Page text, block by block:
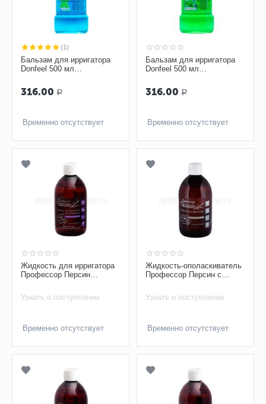
(1)
Бальзам для ирригатора
Donfeel 500 мл
Ежедневный уход 6 трав
316.00 Р
Временно отсутствует
Бальзам для ирригатора
Donfeel 500 мл
заболеваний десен, без
фтора
316.00 Р
Временно отсутствует
Жидкость для ирригатора
Профессор Персин
чувствительных зубов и
десен» с...
Узнать о поступлении
Временно отсутствует
Жидкость-ополаскиватель
Профессор Персин с
Узнать о поступлении
Временно отсутствует